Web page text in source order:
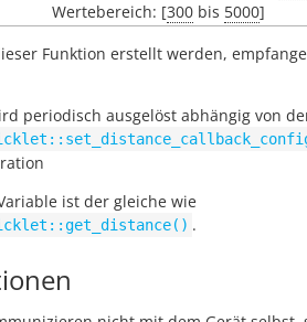
Wertebereich: [300 bis 5000]
Funktion erstellt werden,
periodisch ausgelöst abhängig von
ist der gleiche wie
.